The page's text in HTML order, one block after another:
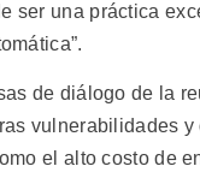
ser una práctica
de diálogo de la
vulnerabilidades y
el alto costo de